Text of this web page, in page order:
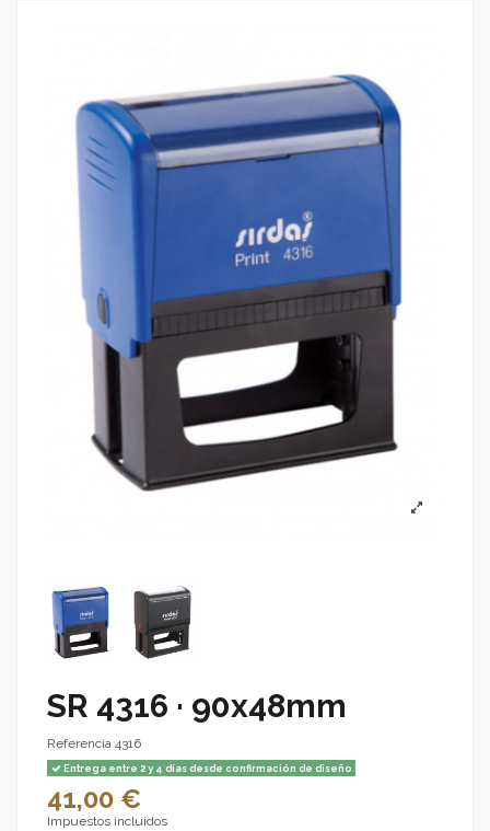
SR 4316 · 90x48mm
Referencia 4316
Entrega entre 2 y 4 días desde confirmación de diseño
41,00 €
Impuestos incluidos